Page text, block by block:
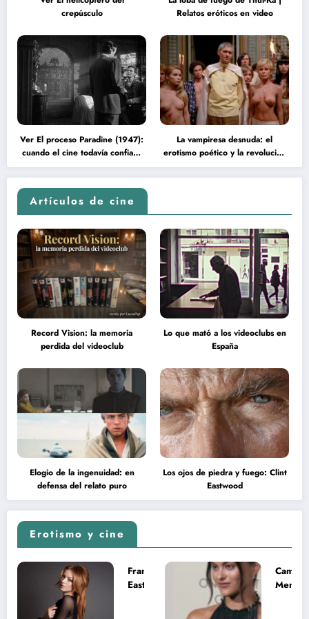
crepúsculo
Relatos eróticos en video
Ver El proceso Paradine (1947):
cuando el cine todavía confiaba
en la inteligencia del espectador
La vampiresa desnuda: el
erotismo poético y la revolución
psicodélica de Jean Rollin
Artículos de cine
Record Vision: la memoria
perdida del videoclub
Lo que mató a los videoclubs en
España
Elogio de la ingenuidad: en
defensa del relato puro
Los ojos de piedra y fuego: Clint
Eastwood
Erotismo y cine
Francesca
Eastwood y
Camila
Mendes